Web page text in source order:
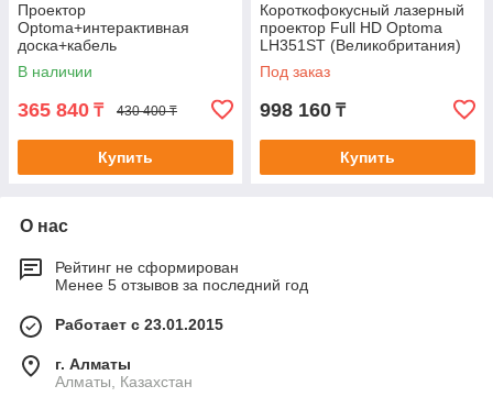
Проектор
Optoma+интерактивная
доска+кабель
HDMI+потолочное крепление
В наличии
365 840 ₸ 430 400 ₸
Купить
Короткофокусный лазерный
проектор Full HD Optoma
LH351ST (Великобритания)
Под заказ
998 160 ₸
Купить
О нас
Рейтинг не сформирован
Менее 5 отзывов за последний год
Работает с 23.01.2015
г. Алматы
Алматы, Казахстан